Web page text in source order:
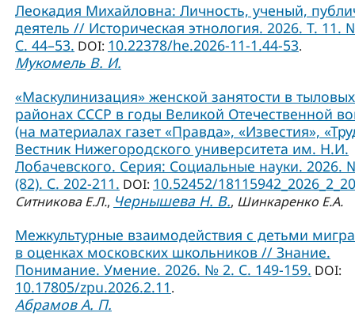
Леокадия Михайловна: Личность, ученый,
деятель // Историческая этнология. 2026. Т. 11.
С. 44–53. DOI: 10.22378/he.2026-11-1.44-53.
Мукомель В. И.
«Маскулинизация» женской занятости в тыловых
районах СССР в годы Великой Отечественной
(на материалах газет «Правда», «Известия»,
Вестник Нижегородского университета им. Н.И.
Лобачевского. Серия: Социальные науки. 2026.
(82). С. 202-211. DOI: 10.52452/
Ситникова Е.Л., Чернышева Н. В., Шинкаренко Е.А.
Межкультурные взаимодействия с детьми
в оценках московских школьников // Знание.
Понимание. Умение. 2026. № 2. С. 149-159. DOI:
10.17805/zpu.2026.2.11.
Абрамов А. П.